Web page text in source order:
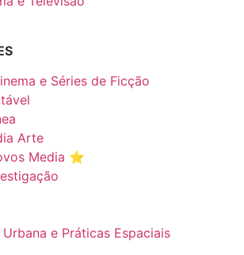
e Séries de Ficção
Arte
Media ⭐️
e Práticas Espaciais